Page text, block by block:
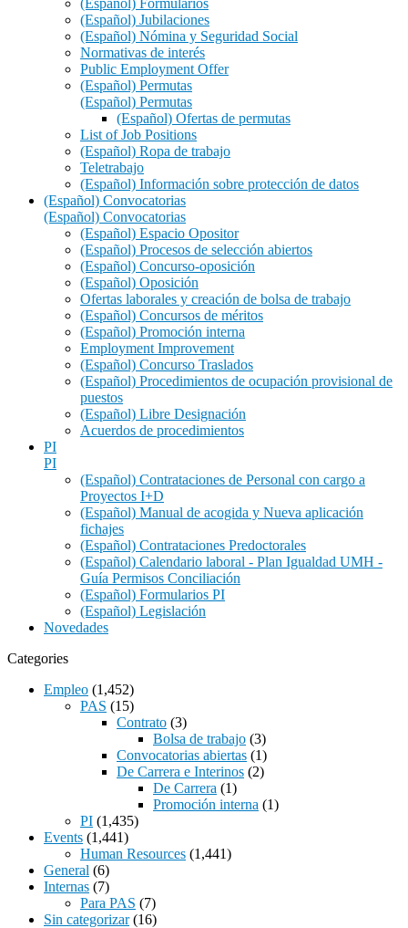
(Español) Jubilaciones
(Español) Nómina y Seguridad Social
Normativas de interés
Public Employment Offer
(Español) Permutas
(Español) Permutas
(Español) Ofertas de permutas
List of Job Positions
(Español) Ropa de trabajo
Teletrabajo
(Español) Información sobre protección de datos
(Español) Convocatorias
(Español) Convocatorias
(Español) Espacio Opositor
(Español) Procesos de selección abiertos
(Español) Concurso-oposición
(Español) Oposición
Ofertas laborales y creación de bolsa de trabajo
(Español) Concursos de méritos
(Español) Promoción interna
Employment Improvement
(Español) Concurso Traslados
(Español) Procedimientos de ocupación provisional de
puestos
(Español) Libre Designación
Acuerdos de procedimientos
PI
PI
(Español) Contrataciones de Personal con cargo a
Proyectos I+D
(Español) Manual de acogida y Nueva aplicación
fichajes
(Español) Contrataciones Predoctorales
(Español) Calendario laboral - Plan Igualdad UMH -
Guía Permisos Conciliación
(Español) Formularios PI
(Español) Legislación
Novedades
Categories
Empleo (1,452)
PAS (15)
Contrato (3)
Bolsa de trabajo (3)
Convocatorias abiertas (1)
De Carrera e Interinos (2)
De Carrera (1)
Promoción interna (1)
PI (1,435)
Events (1,441)
Human Resources (1,441)
General (6)
Internas (7)
Para PAS (7)
Sin categorizar(16)